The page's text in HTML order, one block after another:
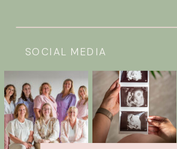
SOCIAL MEDIA